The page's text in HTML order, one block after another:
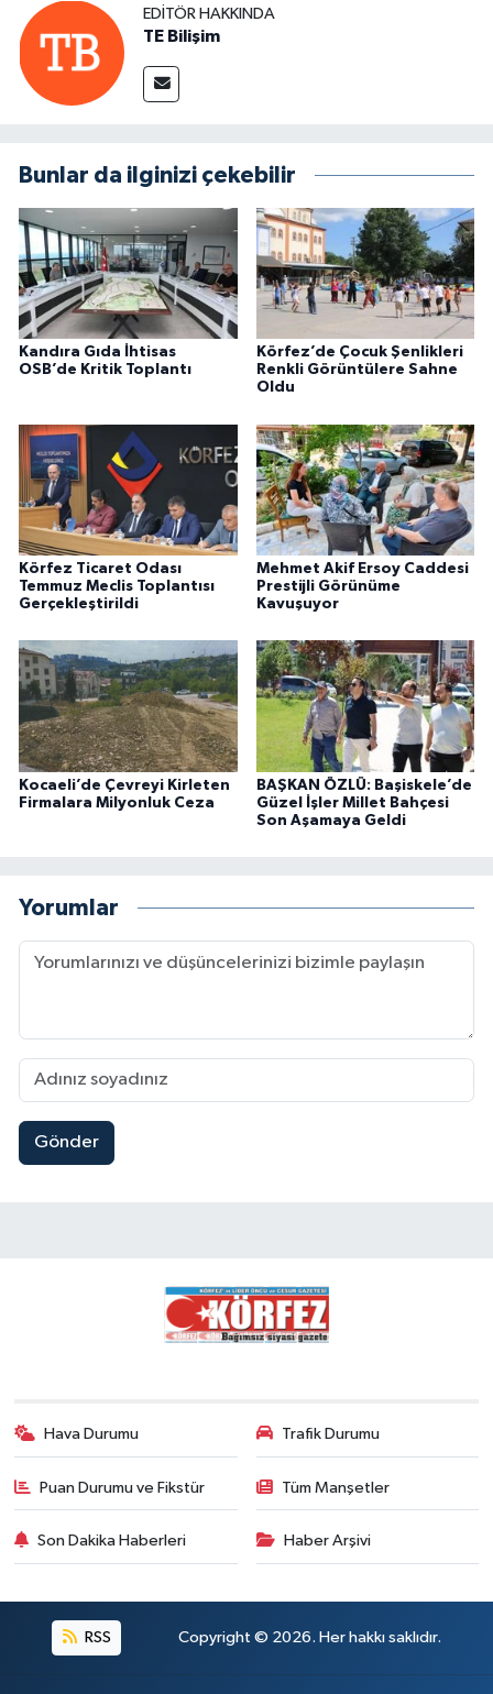
EDITÖR HAKKINDA
TE Bilişim
Bunlar da ilginizi çekebilir
Kandıra Gıda İhtisas
OSB’de Kritik Toplantı
Körfez’de Çocuk Şenlikleri
Renkli Görüntülere Sahne
Oldu
Körfez Ticaret Odası
Temmuz Meclis Toplantısı
Gerçekleştirildi
Mehmet Akif Ersoy Caddesi
Prestijli Görünüme
Kavuşuyor
Kocaeli’de Çevreyi Kirleten
Firmalara Milyonluk Ceza
BAŞKAN ÖZLÜ: Başiskele’de
Güzel İşler Millet Bahçesi
Son Aşamaya Geldi
Yorumlar
Gönder
Hava Durumu Trafik Durumu
Puan Durumu ve Fikstür Tüm Manşetler
Son Dakika Haberleri Haber Arşivi
RSS Copyright © 2026. Her hakkı saklıdır.